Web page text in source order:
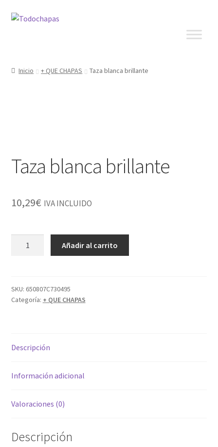
Inicio + QUE CHAPAS Taza blanca brillante
Taza blanca brillante
10,29€ IVA INCLUIDO
Añadir al carrito
SKU: 650807C730495
Categoría: + QUE CHAPAS
Descripción
Información adicional
Valoraciones (0)
Descripción